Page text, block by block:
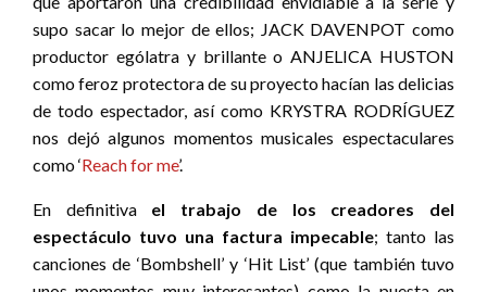
supo sacar lo mejor de ellos; JACK DAVENPOT como
productor ególatra y brillante o ANJELICA HUSTON
como feroz protectora de su proyecto hacían las delicias
de todo espectador, así como KRYSTRA RODRÍGUEZ
nos dejó algunos momentos musicales espectaculares
como ‘Reach for me’.
En definitivael trabajo de los creadores del
espectáculo tuvo una factura impecable; tanto las
canciones de ‘Bombshell’ y ‘Hit List’ (que también tuvo